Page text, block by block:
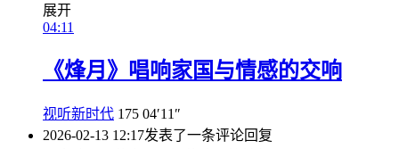
展开
04:11
《烽月》唱响家国与情感的交响
视听新时代 175 04′11″
2026-02-13 12:17发表了一条评论回复